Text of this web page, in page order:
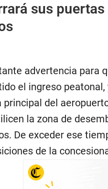
sus
advertencia para
el ingreso
principal del
la zona de
De exceder ese
de la